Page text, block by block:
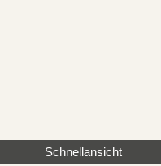
Schnellansicht